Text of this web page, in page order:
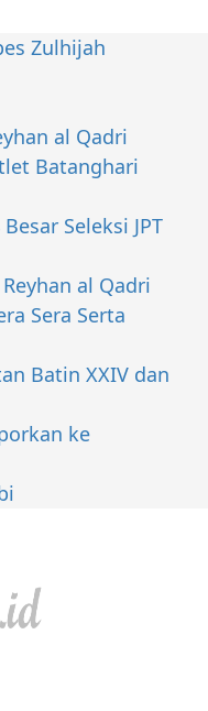
Zulhijah
al Qadri
Batanghari
Seleksi JPT
al Qadri
Sera Serta
Batin XXIV dan
ke